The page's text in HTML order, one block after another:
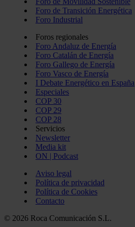
Foro de Transición Energética
Foro Industrial
Foros regionales
Foro Andaluz de Energía
Foro Catalán de Energía
Foro Gallego de Energía
Foro Vasco de Energía
I Debate Energético en España
Especiales
COP 30
COP 29
COP 28
Servicios
Newsletter
Media kit
ON | Podcast
Aviso legal
Política de privacidad
Política de Cookies
Contacto
© 2026 Roca Comunicación S.L.